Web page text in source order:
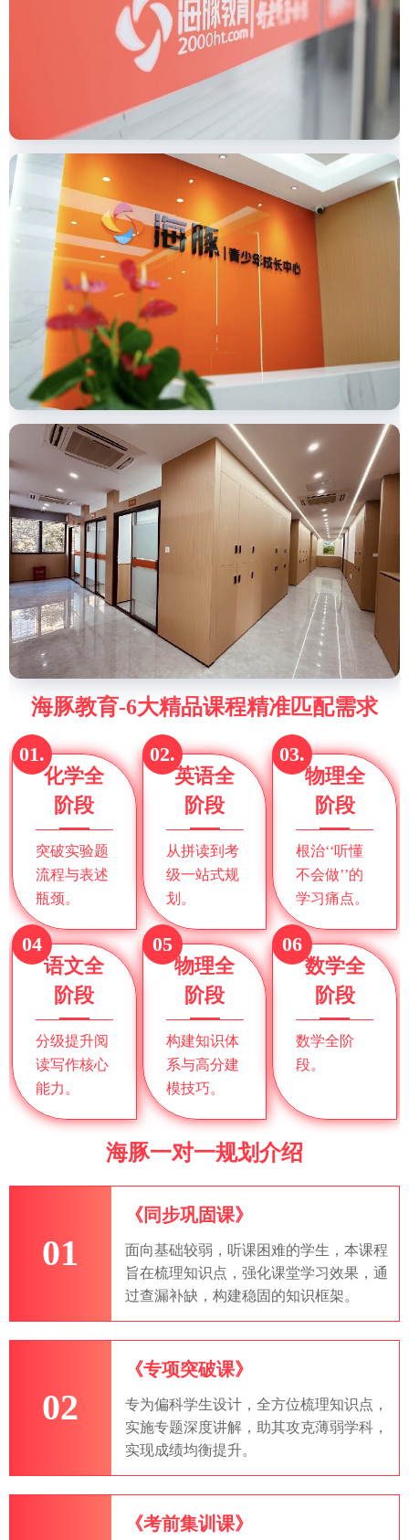
海豚教育-6大精品课程精准匹配需求
01.
化学全
阶段
突破实验题
流程与表述
瓶颈。
02.
英语全
阶段
从拼读到考
级一站式规
划。
03.
物理全
阶段
根治‘‘听懂
不会做’’的
学习痛点。
04
语文全
阶段
分级提升阅
读写作核心
能力。
05
物理全
阶段
构建知识体
系与高分建
模技巧。
06
数学全
阶段
数学全阶
段。
海豚一对一规划介绍
01
《同步巩固课》
面向基础较弱，听课困难的学生，本课程
旨在梳理知识点，强化课堂学习效果，通
过查漏补缺，构建稳固的知识框架。
02
《专项突破课》
专为偏科学生设计，全方位梳理知识点，
实施专题深度讲解，助其攻克薄弱学科，
实现成绩均衡提升。
《考前集训课》